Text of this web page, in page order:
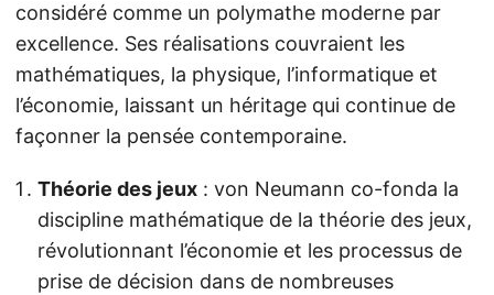
considéré comme un polymathe moderne par
excellence. Ses réalisations couvraient les
mathématiques, la physique, l’informatique et
l’économie, laissant un héritage qui continue de
façonner la pensée contemporaine.
Théorie des jeux : von Neumann co-fonda la
discipline mathématique de la théorie des jeux,
révolutionnant l’économie et les processus de
prise de décision dans de nombreuses